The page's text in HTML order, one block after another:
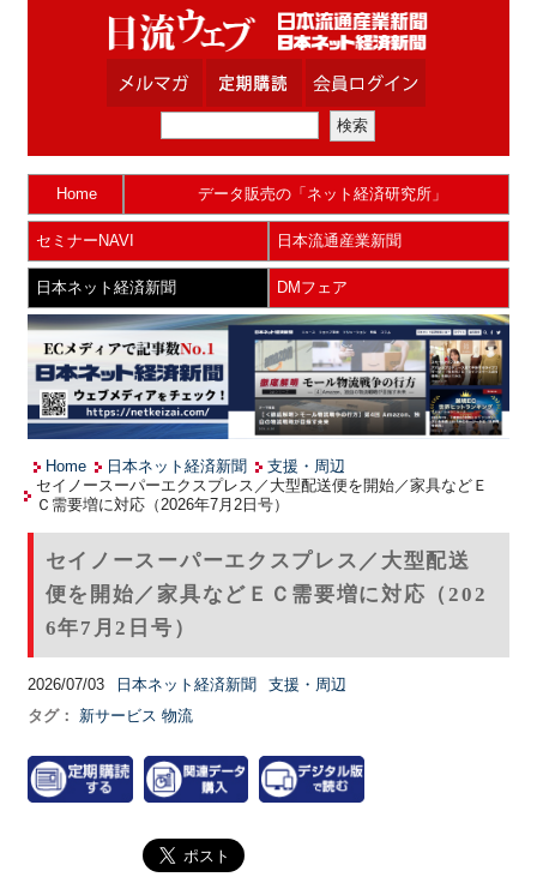
Home データ販売の「ネット経済研究所」
セミナーNAVI 日本流通産業新聞
日本ネット経済新聞 DMフェア
Home 日本ネット経済新聞
支援・周辺
セイノースーパーエクスプレス／大型配送便を開始／家具などＥ
Ｃ需要増に対応（2026年7月2日号）
セイノースーパーエクスプレス／大型配送
便を開始／家具などＥＣ需要増に対応（202
6年7月2日号）
2026/07/03 日本ネット経済新聞
支援・周辺
タグ：
新サービス 物流